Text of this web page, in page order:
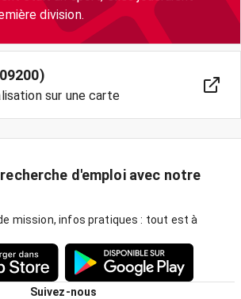
division.
sur une carte
d'emploi avec notre
mission, infos pratiques : tout est à
Suivez-nous